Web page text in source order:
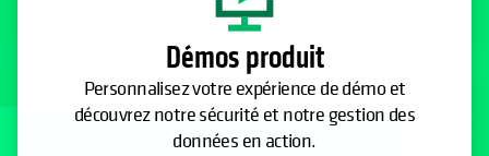
Démos produit
Personnalisez votre expérience de démo et
découvrez notre sécurité et notre gestion des
données en action.